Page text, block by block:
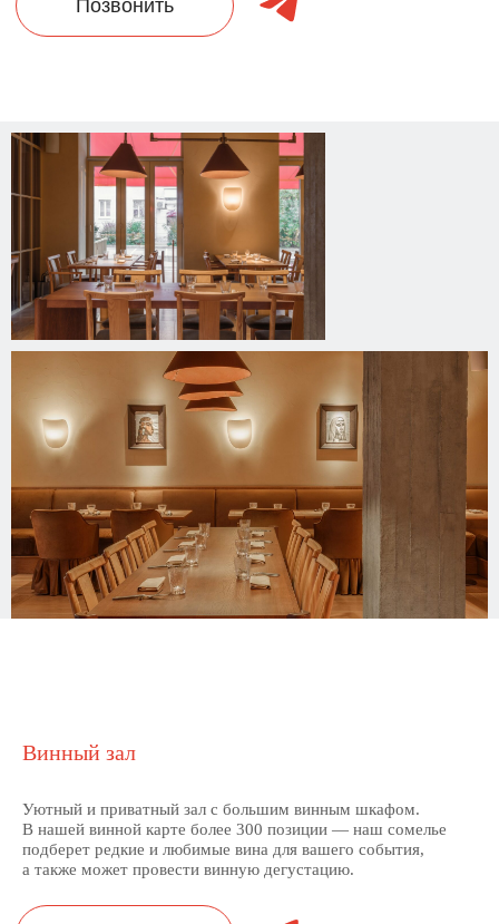
Винный зал
Уютный и приватный зал с большим винным шкафом.
В нашей винной карте более 300 позиции — наш сомелье
подберет редкие и любимые вина для вашего события,
а также может провести винную дегустацию.